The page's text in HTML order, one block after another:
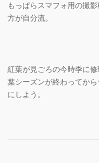
もっぱらスマフォ用の撮
方が自分流。
紅葉が見ごろの今時季に
葉シーズンが終わってか
にしよう。